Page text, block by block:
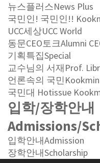
뉴스플러스News Plus
국민인! 국민인!!
UCC세상UCC World
동문CEO토크Alumni
기획특집Special
교수님의 서재Prof.
언론속의 국민
국민대 Hotissue
입학/장학안내
Admissions/
입학안내Admission
장학안내Scholarship